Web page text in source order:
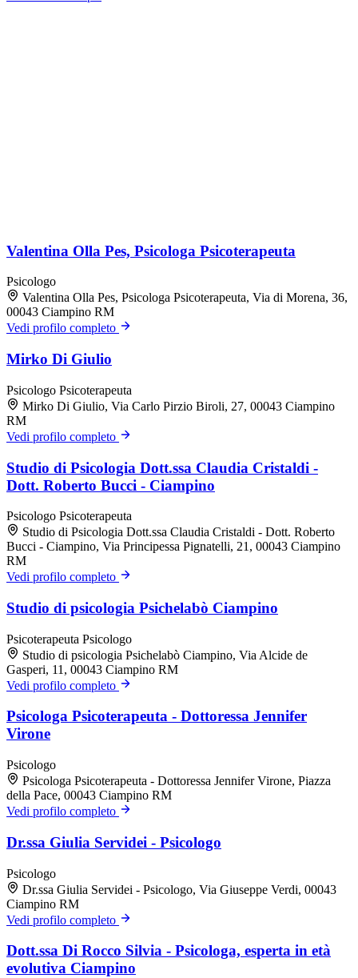
Valentina Olla Pes, Psicologa Psicoterapeuta
Psicologo
Valentina Olla Pes, Psicologa Psicoterapeuta, Via di Morena, 36,
00043 Ciampino RM
Vedi profilo completo
Mirko Di Giulio
Psicologo Psicoterapeuta
Mirko Di Giulio, Via Carlo Pirzio Biroli, 27, 00043 Ciampino
RM
Vedi profilo completo
Studio di Psicologia Dott.ssa Claudia Cristaldi -
Dott. Roberto Bucci - Ciampino
Psicologo Psicoterapeuta
Studio di Psicologia Dott.ssa Claudia Cristaldi - Dott. Roberto
Bucci - Ciampino, Via Principessa Pignatelli, 21, 00043 Ciampino
RM
Vedi profilo completo
Studio di psicologia Psichelabò Ciampino
Psicoterapeuta Psicologo
Studio di psicologia Psichelabò Ciampino, Via Alcide de
Gasperi, 11, 00043 Ciampino RM
Vedi profilo completo
Psicologa Psicoterapeuta - Dottoressa Jennifer
Virone
Psicologo
Psicologa Psicoterapeuta - Dottoressa Jennifer Virone, Piazza
della Pace, 00043 Ciampino RM
Vedi profilo completo
Dr.ssa Giulia Servidei - Psicologo
Psicologo
Dr.ssa Giulia Servidei - Psicologo, Via Giuseppe Verdi, 00043
Ciampino RM
Vedi profilo completo
Dott.ssa Di Rocco Silvia - Psicologa, esperta in età
evolutiva Ciampino